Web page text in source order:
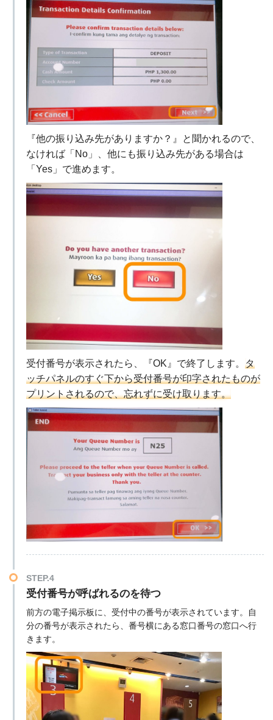
『他の振り込み先がありますか？』と聞かれるので、
なければ「No」、他にも振り込み先がある場合は
「Yes」で進めます。
受付番号が表示されたら、『OK』で終了します。タ
ッチパネルのすぐ下から受付番号が印字されたものが
プリントされるので、忘れずに受け取ります。
STEP.4
受付番号が呼ばれるのを待つ
前方の電子掲示板に、受付中の番号が表示されています。自
分の番号が表示されたら、番号横にある窓口番号の窓口へ行
きます。